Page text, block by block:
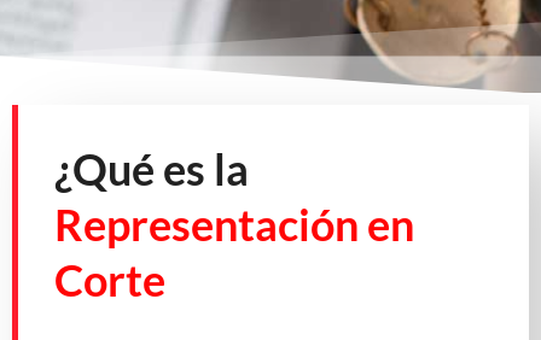
¿Qué es la
Representación en
Corte